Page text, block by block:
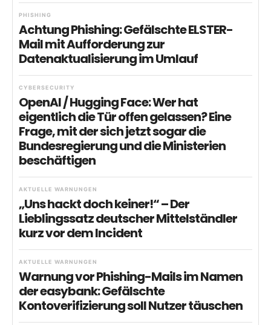
PHISHING
Achtung Phishing: Gefälschte ELSTER-
Mail mit Aufforderung zur
Datenaktualisierung im Umlauf
CYBERSECURITY
OpenAI / Hugging Face: Wer hat
eigentlich die Tür offen gelassen? Eine
Frage, mit der sich jetzt sogar die
Bundesregierung und die Ministerien
beschäftigen
AKTUELLE WARNUNGEN
„Uns hackt doch keiner!“ – Der
Lieblingssatz deutscher Mittelständler
kurz vor dem Incident
AKTUELLE WARNUNGEN
Warnung vor Phishing-Mails im Namen
der easybank: Gefälschte
Kontoverifizierung soll Nutzer täuschen